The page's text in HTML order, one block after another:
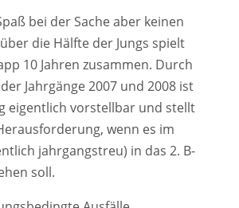
bei der Sache aber keinen
die Hälfte der Jungs spielt
10 Jahren zusammen. Durch
Jahrgänge 2007 und 2008 ist
eigentlich vorstellbar und stellt
wenn es im
jahrgangstreu) in das 2. B-
soll.